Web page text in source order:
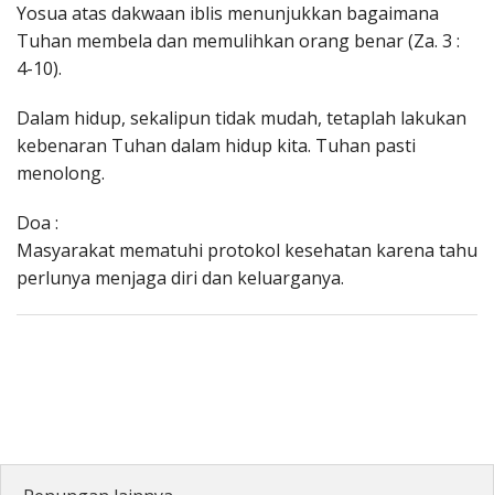
Yosua atas dakwaan iblis menunjukkan bagaimana
Tuhan membela dan memulihkan orang benar (Za. 3 :
4-10).
Dalam hidup, sekalipun tidak mudah, tetaplah lakukan
kebenaran Tuhan dalam hidup kita. Tuhan pasti
menolong.
Doa :
Masyarakat mematuhi protokol kesehatan karena tahu
perlunya menjaga diri dan keluarganya.